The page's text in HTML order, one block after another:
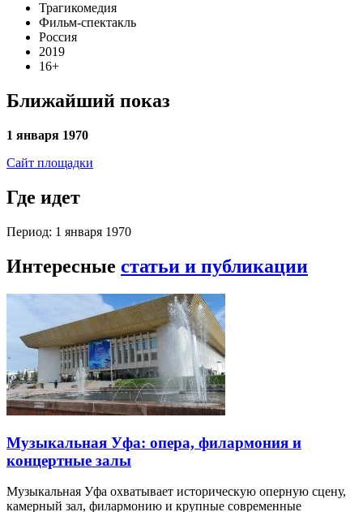
Трагикомедия
Фильм-спектакль
Россия
2019
16+
Ближайший показ
1 января 1970
Сайт площадки
Где идет
Период: 1 января 1970
Интересные статьи и публикации
Музыкальная Уфа: опера, филармония и
концертные залы
Музыкальная Уфа охватывает историческую оперную сцену,
камерный зал, филармонию и крупные современные